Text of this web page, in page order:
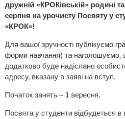
дружній «КРОКівській» родині
серпня на урочисту Посвяту у
«КРОК»!
Для вашої зручності публікуємо
форми навчання) та наголошуємо,
додатково буде надіслано
адресу, вказану в заяві на вступ.
Початок занять – 1 вересня.
Посвята у студенти відбудеться в